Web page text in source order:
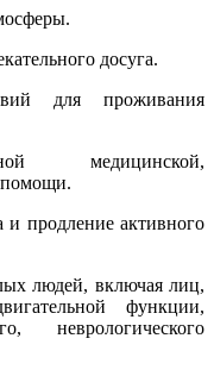
досуга.
для проживания
медицинской,
помощи.
продление активного
людей, включая лиц,
функции,
неврологического